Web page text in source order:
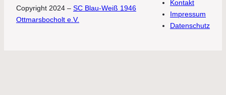
Copyright 2024 – SC Blau-Weiß 1946
Ottmarsbocholt e.V.
Kontakt
Impressum
Datenschutz